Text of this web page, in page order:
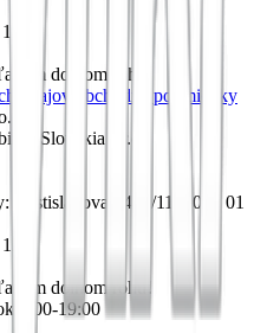
dolnom rohu!
údajov
Obchodné podmienky
Slovakia s.r.o.
Rastislavova 2499/110, 040 01
dolnom rohu!
7:00-19:00